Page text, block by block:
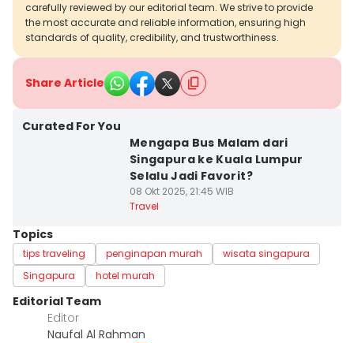
carefully reviewed by our editorial team. We strive to provide
the most accurate and reliable information, ensuring high
standards of quality, credibility, and trustworthiness.
Share Article
Curated For You
Mengapa Bus Malam dari
Singapura ke Kuala Lumpur
Selalu Jadi Favorit?
08 Okt 2025, 21:45 WIB
Travel
Topics
tips traveling penginapan murah
wisata singapura
Singapura
hotel murah
Editorial Team
Editor
Naufal Al Rahman